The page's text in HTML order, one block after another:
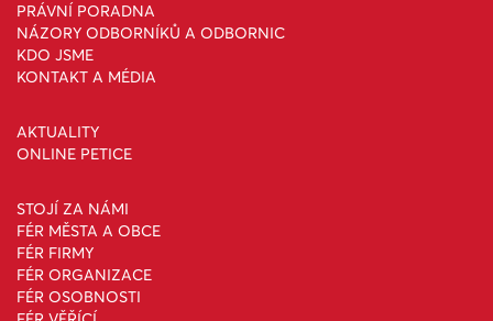
PRÁVNÍ PORADNA
NÁZORY ODBORNÍKŮ A ODBORNIC
KDO JSME
KONTAKT A MÉDIA
AKTUALITY
ONLINE PETICE
STOJÍ ZA NÁMI
FÉR MĚSTA A OBCE
FÉR FIRMY
FÉR ORGANIZACE
FÉR OSOBNOSTI